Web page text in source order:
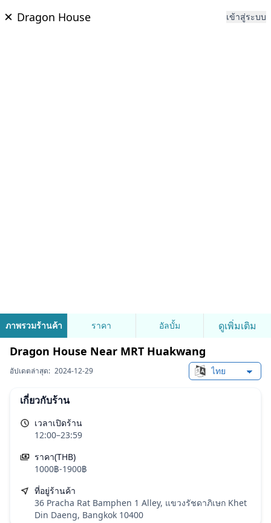
Dragon House เข้าสู่ระบบ
ภาพรวมร้านค้า ราคา อัลบั้ม ดูเพิ่มเติม
Dragon House Near MRT Huakwang
อัปเดตล่าสุด: 2024-12-29
Change
เกี่ยวกับร้าน
เวลาเปิดร้าน
12:00–23:59
ราคา(THB)
1000฿-1900฿
ที่อยู่ร้านค้า
36 Pracha Rat Bamphen 1 Alley, แขวงรัชดาภิเษก Khet
Din Daeng, Bangkok 10400